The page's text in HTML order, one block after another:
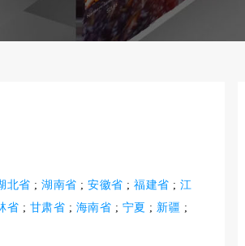
北省 ; 湖南省 ; 安徽省 ; 福建省 ; 江
省 ; 甘肃省 ; 海南省 ; 宁夏 ; 新疆 ;